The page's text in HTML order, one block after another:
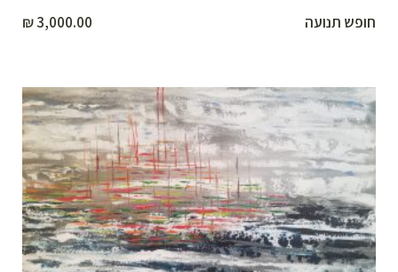
חופש תנועה 3,000.00
₪